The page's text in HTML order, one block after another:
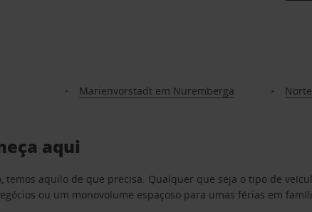
Marienvorstadt em Nuremberga
aqui
temos aquilo de que precisa. Qualquer que seja o tipo de
ou um monovolume espaçoso para umas férias em